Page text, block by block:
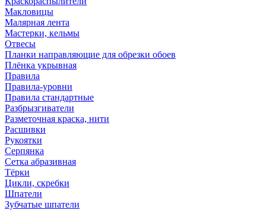
Макловицы
Малярная лента
Мастерки, кельмы
Отвесы
Планки направляющие для обрезки обоев
Плёнка укрывная
Правила
Правила-уровни
Правила стандартные
Разбрызгиватели
Разметочная краска, нити
Расшивки
Рукоятки
Серпянка
Сетка абразивная
Тёрки
Цикли, скребки
Шпатели
Зубчатые шпатели